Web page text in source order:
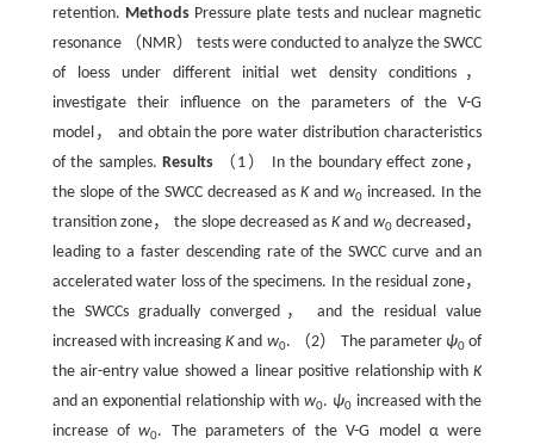
retention. MethodsPressure plate tests and nuclear magnetic
resonance （NMR） tests were conducted to analyze the SWCC
of loess under different initial wet density conditions，
investigate their influence on the parameters of the V-G
model， and obtain the pore water distribution characteristics
of the samples.Results （1） In the boundary effect zone，
the slope of the SWCC decreased asKandw0 increased. In the
transition zone， the slope decreased as Kand w0decreased，
leading to a faster descending rate of the SWCC curve and an
accelerated water loss of the specimens. In the residual zone，
the SWCCs gradually converged， and the residual value
increased with increasingKand w0. （2） The parameter ψ0 of
the air-entry value showed a linear positive relationship withK
and an exponential relationship with w0. ψ0increased with the
increase ofw0. The parameters of the V-G model α were